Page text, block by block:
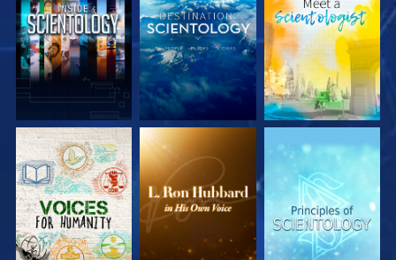
VERKEN DE SERIE VERKEN DE SERIE VERKEN DE SERIE